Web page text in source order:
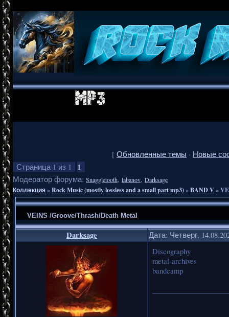
[ Обновленные темы · Новые
Страница 1 из 1 1
Модератор форума: Snaggletooth, labanov, Darksage
Коллекция»Rock Music (mostly lossless and a small part mp3)»BAND V»
VEINS /Groove/Thrash/Death Metal
Darksage Дата: Четверг,
Discography
metal-archives
bandcamp